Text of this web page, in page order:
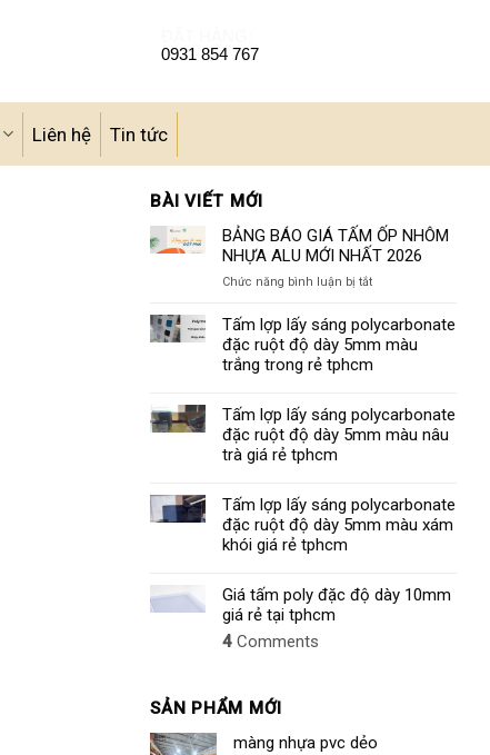
0931 854 767
Liên hệ Tin tức
BÀI VIẾT MỚI
BẢNG BÁO GIÁ TẤM ỐP NHÔM
NHỰA ALU MỚI NHẤT 2026
Chức năng bình luận bị tắtở
BÁO
GIÁ
ỐP
NHỰA
ALU
Tấm lợp lấy sáng polycarbonate
đặc ruột độ dày 5mm màu
trắng trong rẻ tphcm
Tấm lợp lấy sáng polycarbonate
đặc ruột độ dày 5mm màu nâu
trà giá rẻ tphcm
Tấm lợp lấy sáng polycarbonate
đặc ruột độ dày 5mm màu xám
khói giá rẻ tphcm
Giá tấm poly đặc độ dày 10mm
giá rẻ tại tphcm
4 Comments
SẢN PHẨM MỚI
màng nhựa pvc dẻo